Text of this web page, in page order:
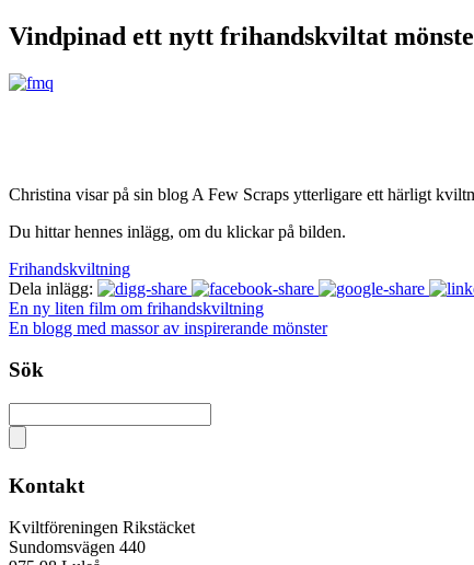
Vindpinad ett nytt frihandskviltat
Christina visar på sin blog A Few Scraps ytterligare ett härligt
Du hittar hennes inlägg, om du klickar på bilden.
Frihandskviltning
Dela inlägg:
En ny liten film om frihandskviltning
En blogg med massor av inspirerande mönster
Sök
Kontakt
Kviltföreningen Rikstäcket
Sundomsvägen 440